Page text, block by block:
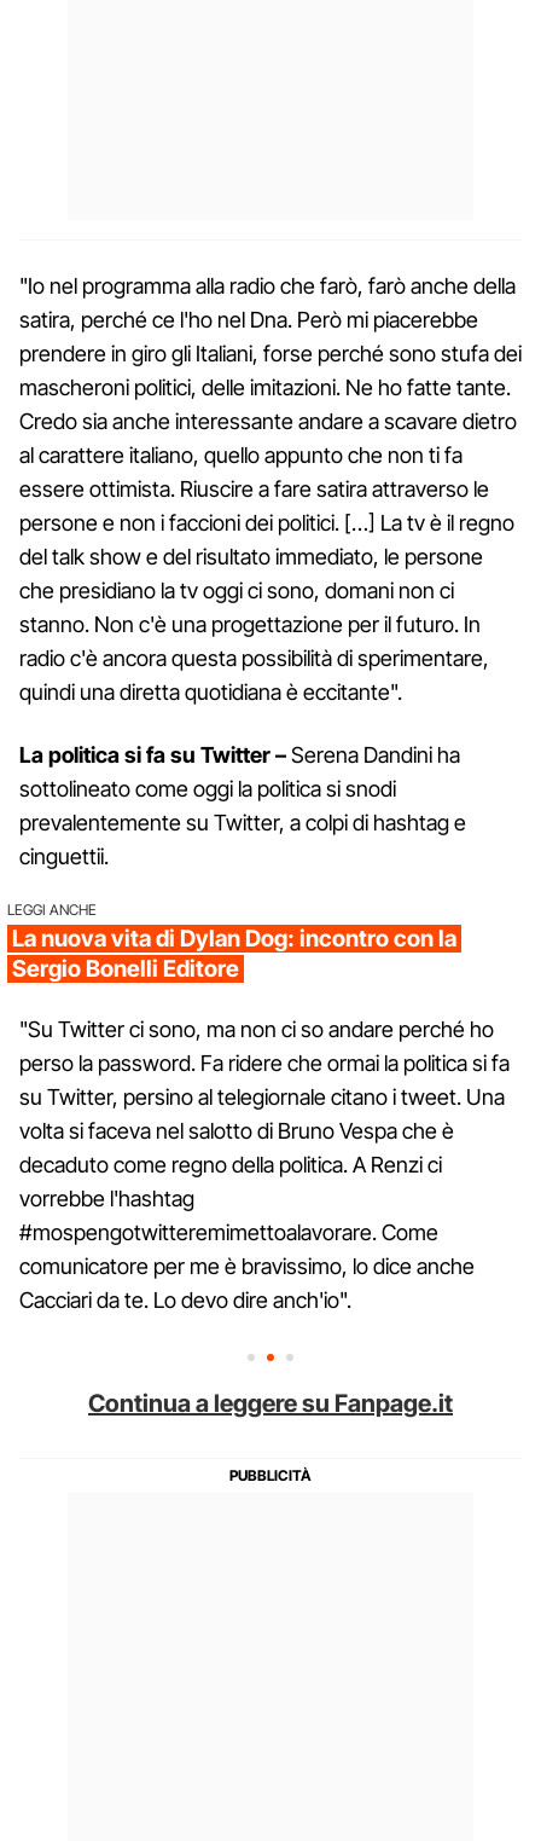
"Io nel programma alla radio che farò, farò anche della
satira, perché ce l'ho nel Dna. Però mi piacerebbe
prendere in giro gli Italiani, forse perché sono stufa dei
mascheroni politici, delle imitazioni. Ne ho fatte tante.
Credo sia anche interessante andare a scavare dietro
al carattere italiano, quello appunto che non ti fa
essere ottimista. Riuscire a fare satira attraverso le
persone e non i faccioni dei politici. […] La tv è il regno
del talk show e del risultato immediato, le persone
che presidiano la tv oggi ci sono, domani non ci
stanno. Non c'è una progettazione per il futuro. In
radio c'è ancora questa possibilità di sperimentare,
quindi una diretta quotidiana è eccitante".
La politica si fa su Twitter –Serena Dandini ha
sottolineato come oggi la politica si snodi
prevalentemente su Twitter, a colpi di hashtag e
cinguettii.
LEGGI ANCHE
La nuova vita di Dylan Dog: incontro con la
Sergio Bonelli Editore
"Su Twitter ci sono, ma non ci so andare perché ho
perso la password. Fa ridere che ormai la politica si fa
su Twitter, persino al telegiornale citano i tweet. Una
volta si faceva nel salotto di Bruno Vespa che è
decaduto come regno della politica. A Renzi ci
vorrebbe l'hashtag
#mospengotwitteremimettoalavorare. Come
comunicatore per me è bravissimo, lo dice anche
Cacciari da te. Lo devo dire anch'io".
Continua a leggere su Fanpage.it